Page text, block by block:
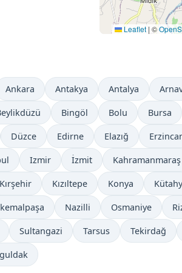
Leaflet | ©
Ankara Antakya Antalya
Bingöl Bolu Bursa
Düzce Edirne Elazığ
Izmir İzmit Kahramanmaraş
Kırşehir Kızıltepe Konya
Nazilli Osmaniye
Sultangazi Tarsus Tekirdağ